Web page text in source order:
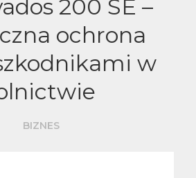
200 SE –
ochrona
w
BIZNES